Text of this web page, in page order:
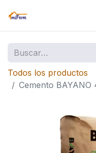
Todos los productos
Cemento BAYANO